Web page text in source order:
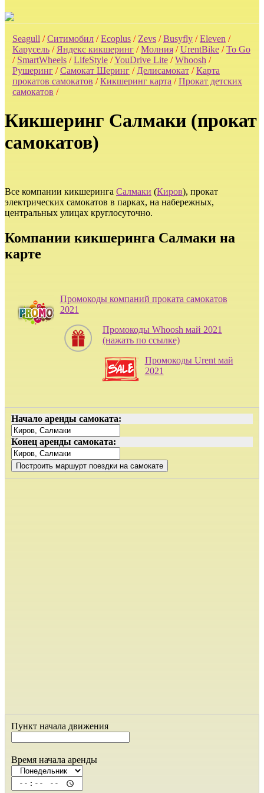
Seagull /Ситимобил/Ecoplus/ Zevs/Busyfly/Eleven /
Карусель/ Яндекс кикшеринг/Молния/UrentBike/To Go
/ SmartWheels/LifeStyle/YouDrive Lite/Whoosh /
Рушеринг/Самокат Шеринг/ Делисамокат/Карта
прокатов самокатов /Кикшеринг карта /Прокат детских
самокатов /
Кикшеринг Салмаки (прокат
самокатов)
Все компании кикшеринга Салмаки (Киров), прокат
электрических самокатов в парках, на набережных,
центральных улицах круглосуточно.
Компании кикшеринга Салмаки на
карте
Промокоды компаний проката самокатов
2021
Промокоды Whoosh май 2021
(нажать по ссылке)
Промокоды Urent май
2021
Начало аренды самоката:
Конец аренды самоката:
Пункт начала движения
Время начала аренды